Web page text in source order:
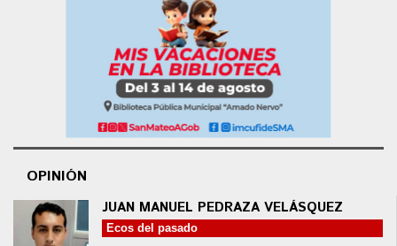
OPINIÓN
JUAN MANUEL PEDRAZA VELÁSQUEZ
Ecos del pasado